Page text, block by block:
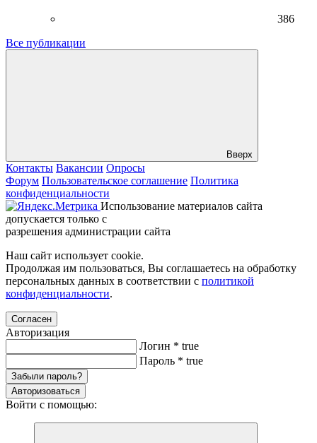
386
Все публикации
Вверх
Контакты Вакансии Опросы
Форум Пользовательское соглашение Политика
конфиденциальности
Использование материалов сайта
допускается только с
разрешения администрации сайта
Наш сайт использует cookie.
Продолжая им пользоваться, Вы соглашаетесь на обработку
персональных данных в соответствии с политикой
конфиденциальности.
Согласен
Авторизация
Логин * true
Пароль * true
Забыли пароль?
Авторизоваться
Войти с помощью: